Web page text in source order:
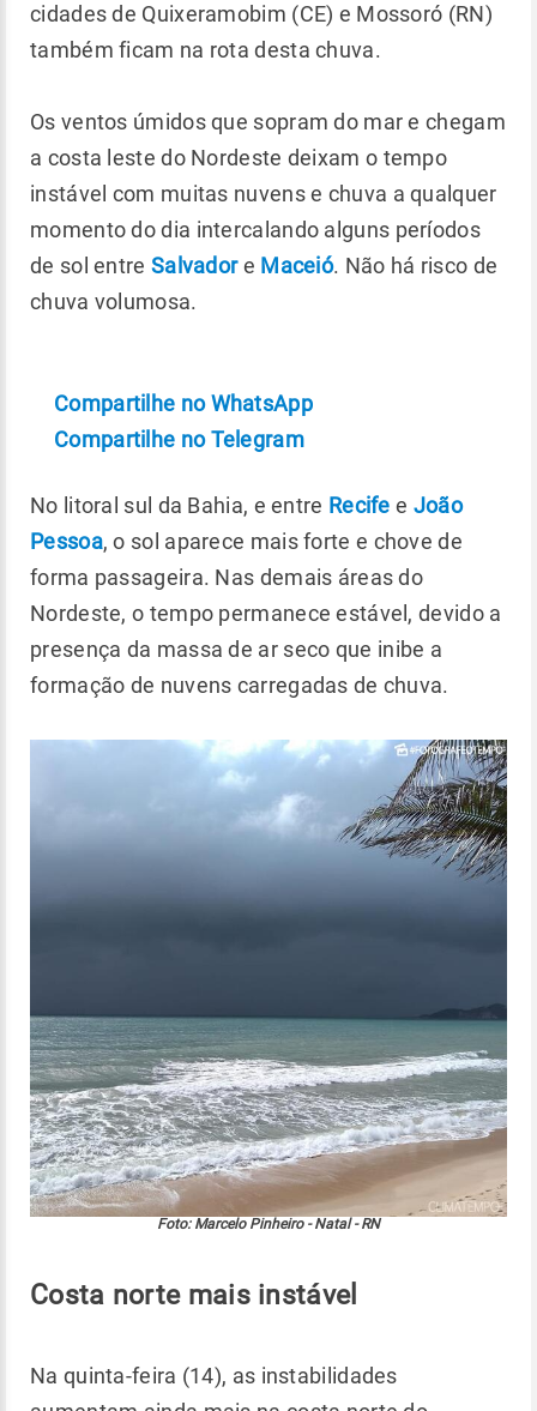
cidades de Quixeramobim (CE) e Mossoró (RN)
também ficam na rota desta chuva.
Os ventos úmidos que sopram do mar e chegam
a costa leste do Nordeste deixam o tempo
instável com muitas nuvens e chuva a qualquer
momento do dia intercalando alguns períodos
de sol entre Salvadore Maceió. Não há risco de
chuva volumosa.
Compartilhe no WhatsApp
Compartilhe no Telegram
No litoral sul da Bahia, e entre Recife e João
Pessoa, o sol aparece mais forte e chove de
forma passageira. Nas demais áreas do
Nordeste, o tempo permanece estável, devido a
presença da massa de ar seco que inibe a
formação de nuvens carregadas de chuva.
Foto: Marcelo Pinheiro - Natal - RN
Costa norte mais instável
Na quinta-feira (14), as instabilidades